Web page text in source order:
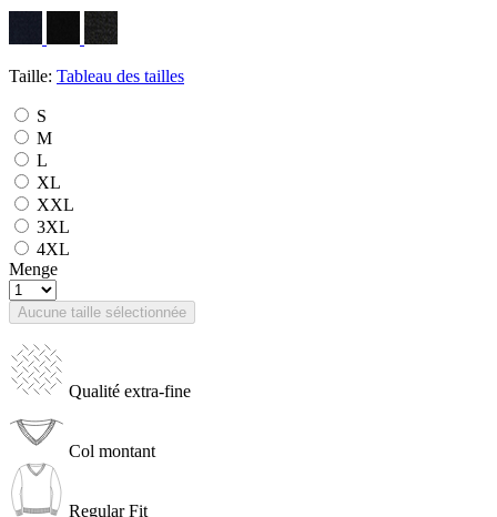
Taille: Tableau des tailles
S
M
L
XL
XXL
3XL
4XL
Menge
Aucune taille sélectionnée
Qualité extra-fine
Col montant
Regular Fit